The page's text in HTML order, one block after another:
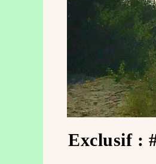
Exclusif :